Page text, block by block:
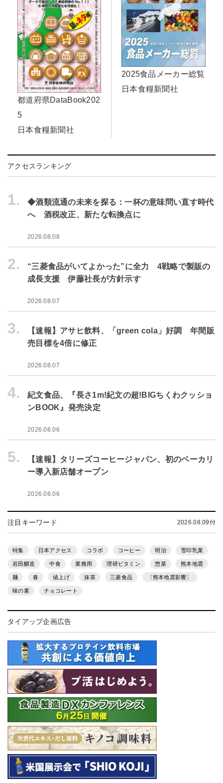
都道府県DataBook202
5
日本食糧新聞社
2025食品メーカー総覧
日本食糧新聞社
アクセスランキング
1.
◆酒類流通の未来を探る：一杯の意味問い直す時代
へ 酒税改正、新たな転換点に
2026.08.08
2.
“三菱食品がいてよかった”に全力 4戦略で製販の
成長支援 伊藤社長が方針示す
2026.08.07
3.
【速報】アサヒ飲料、「green cola」好調 年間販
売目標を4倍に修正
2026.08.07
4.
紀文食品、『長さ1m!紀文の超!BIGちくわクッショ
ンBOOK』発売決定
2026.08.06
5.
【速報】タリーズコーヒージャパン、初のベーカリ
ー導入新店舗オープン
2026.08.06
注目キーワード 2026.08.09付
特集 日本アクセス コラボ コーヒー 明治 雪印乳業
岩田醸造 中食 業務用 理研ビタミン 惣菜 熊本地震
麺 春 値上げ 抹茶 三菱食品 〔熊本地震影響〕
味の素 チョコレート
タイアップ企画広告